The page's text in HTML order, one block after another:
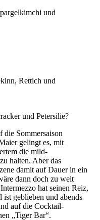
und
Rettich und
und Petersilie?
die Sommersaison
gelingt es, mit
die mild-
halten. Aber das
damit auf Dauer in ein
dann doch zu weit
hat seinen Reiz,
ist geblieben und abends
auf die Cocktail-
„Tiger Bar“.